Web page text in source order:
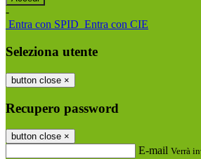
-
Entra con SPID Entra con CIE
Seleziona utente
button close ×
Recupero password
button close ×
E-mail Verrà